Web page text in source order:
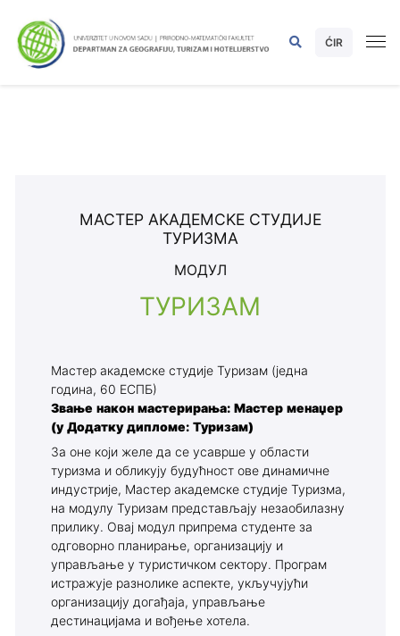
ĆIR
МАСТЕР АKАДЕМСKЕ СТУДИЈЕ
ТУРИЗМА
МОДУЛ
ТУРИЗАМ
Мастер академске студије Туризам (једна
година, 60 ЕСПБ)
Звање након мастерирања: Мастер менаџер
(у Додатку дипломе: Туризам)
За оне који желе да се усаврше у области
туризма и обликују будућност ове динамичне
индустрије, Мастер академске студије Туризма,
на модулу Туризам представљају незаобилазну
прилику. Овај модул припрема студенте за
одговорно планирање, организацију и
управљање у туристичком сектору. Програм
истражује разнолике аспекте, укључујући
организацију догађаја, управљање
дестинацијама и вођење хотела.